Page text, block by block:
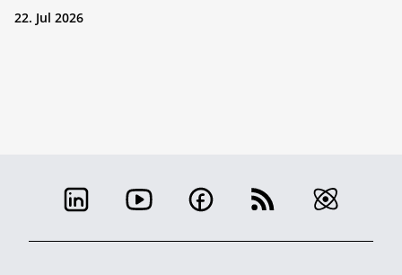
22. Jul 2026